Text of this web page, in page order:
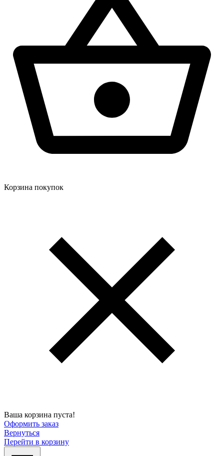
Корзина покупок
Ваша корзина пуста!
Оформить заказ
Вернуться
Перейти в корзину